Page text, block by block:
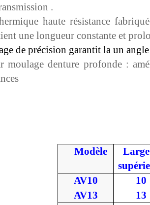
.
haute résistance
une longueur constante et
de précision garantit la un
moulagedenture profonde :
Modèle
AV10
10
AV13
13